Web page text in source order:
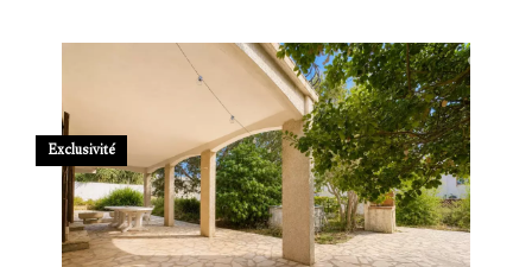
Exclusivité